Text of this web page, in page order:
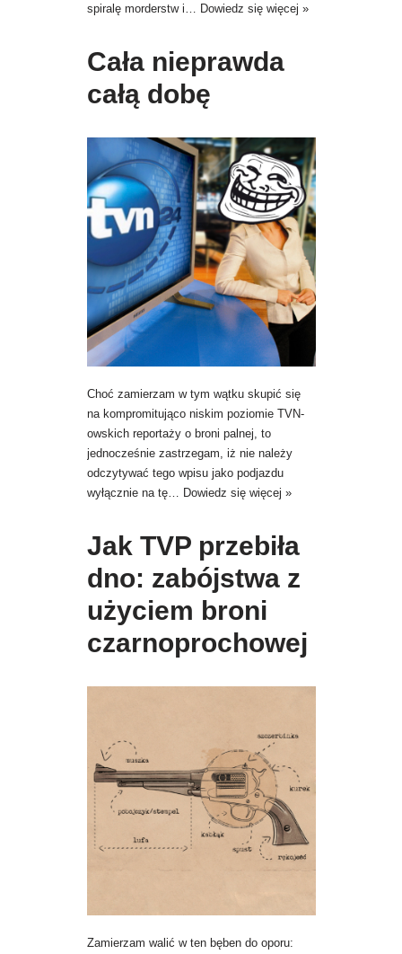
spiralę morderstw i…
Dowiedz się więcej »
Cała nieprawda
całą dobę
Choć zamierzam w tym wątku skupić się
na kompromitująco niskim poziomie TVN-
owskich reportaży o broni palnej, to
jednocześnie zastrzegam, iż nie należy
odczytywać tego wpisu jako podjazdu
wyłącznie na tę…
Dowiedz się więcej »
Jak TVP przebiła
dno: zabójstwa z
użyciem broni
czarnoprochowej
Zamierzam walić w ten bęben do oporu: